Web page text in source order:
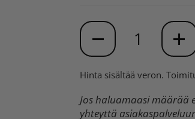
Määrä
Hinta sisältää veron.
Jos haluamaasi määrää
yhteyttä